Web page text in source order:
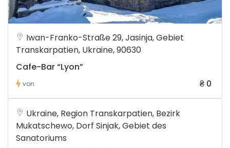
Iwan-Franko-Straße 29, Jasinja, Gebiet
Transkarpatien, Ukraine, 90630
Cafe-Bar “Lyon”
von ₴ 0
Ukraine, Region Transkarpatien, Bezirk
Mukatschewo, Dorf Sinjak, Gebiet des
Sanatoriums